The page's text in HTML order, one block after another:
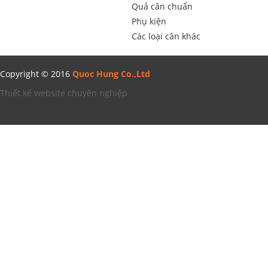
Quả cân chuẩn
Phụ kiện
Các loại cân khác
Copyright © 2016 Quoc Hung Co.,Ltd
Thiết kế website chuyên nghiệp